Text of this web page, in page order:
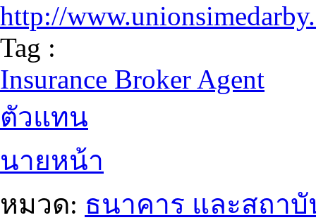
http://
Tag :
Insurance Broker Agent
ตัวแทน
นายหน้า
หมวด: ธนาคาร และสถาบั